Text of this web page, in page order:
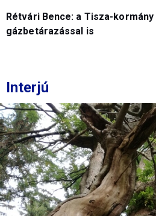
Rétvári Bence: a Tisza-
gázbetárazással is
Interjú